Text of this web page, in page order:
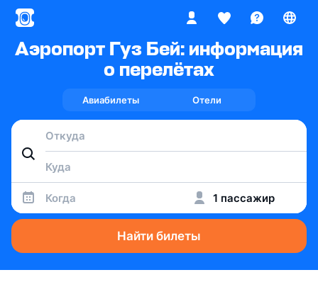
Аэропорт Гуз Бей: информация
о перелётах
Авиабилеты Отели
Когда 1 пассажир
Найти билеты